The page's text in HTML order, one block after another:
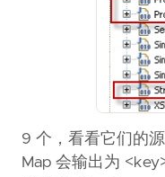
9 个，看看它们的
Map 会输出为